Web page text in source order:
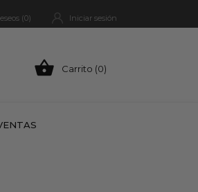
(0) Iniciar sesión
 Carrito (0)